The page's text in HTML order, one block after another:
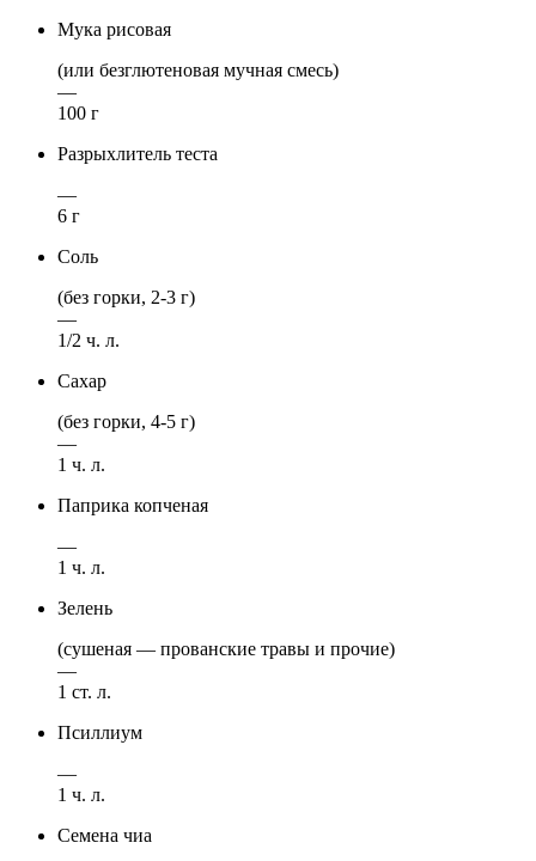
Мука рисовая
(или безглютеновая мучная смесь)
—
100 г
Разрыхлитель теста
—
6 г
Соль
(без горки, 2-3 г)
—
1/2 ч. л.
Сахар
(без горки, 4-5 г)
—
1 ч. л.
Паприка копченая
—
1 ч. л.
Зелень
(сушеная — прованские травы и прочие)
—
1 ст. л.
Псиллиум
—
1 ч. л.
Семена чиа